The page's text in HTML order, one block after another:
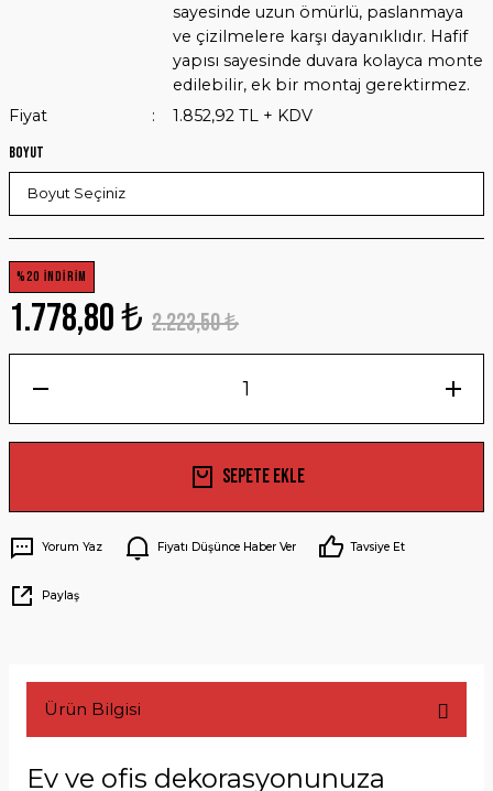
sayesinde uzun ömürlü, paslanmaya
ve çizilmelere karşı dayanıklıdır. Hafif
yapısı sayesinde duvara kolayca monte
edilebilir, ek bir montaj gerektirmez.
Fiyat
1.852,92 TL + KDV
Boyut
%20 İNDİRİM
1.778,80 ₺ 2.223,50 ₺
Sepete Ekle
Yorum Yaz Fiyatı Düşünce Haber Ver Tavsiye Et
Paylaş
Ürün Bilgisi
Ev ve ofis dekorasyonunuza